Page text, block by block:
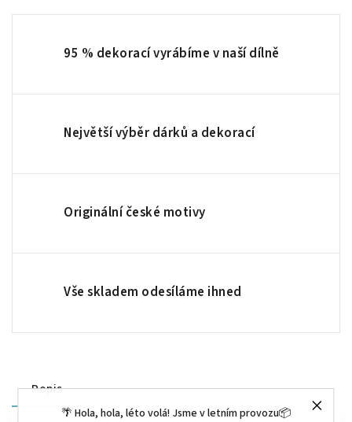
🌴 Hola, hola, léto volá! Jsme v letním provozu📦
95 % dekorací vyrábíme v naší dílně
Největší výběr dárků a dekorací
Originální české motivy
Vše skladem odesíláme ihned
Popis